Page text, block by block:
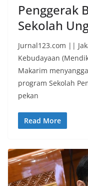
Penggerak
Sekolah
Jurnal123.com ||
Kebudayaan
Makarim
program Sekolah
pekan
Read More